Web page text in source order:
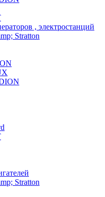
, электростанций
Stratton
Stratton